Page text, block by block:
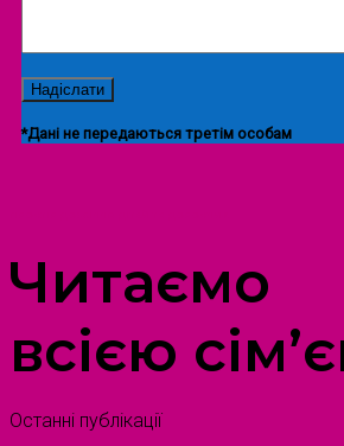
*Дані не передаються третім особам
Читаємо
всією
Останні публікації